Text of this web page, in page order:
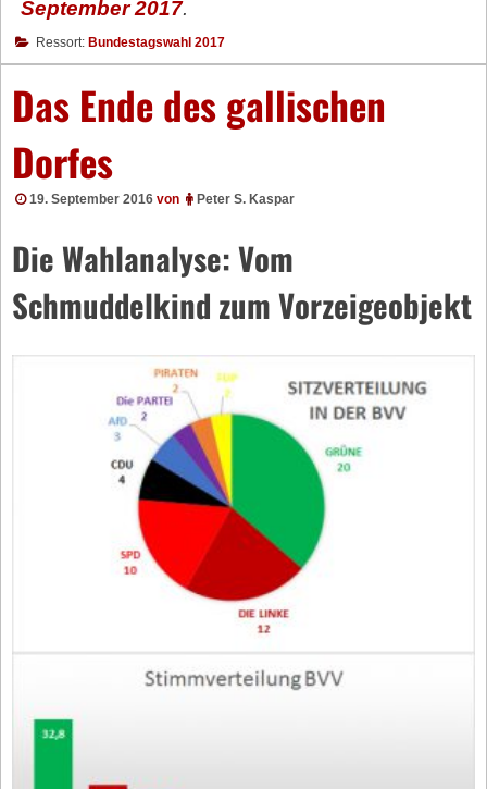
September 2017.
Ressort: Bundestagswahl 2017
Das Ende des gallischen
Dorfes
19. September 2016 von Peter S. Kaspar
Die Wahlanalyse: Vom
Schmuddelkind zum Vorzeigeobjekt